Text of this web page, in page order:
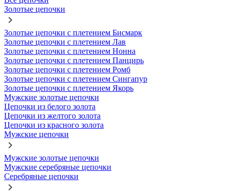
Золотые цепочки
Золотые цепочки с плетением Бисмарк
Золотые цепочки с плетением Лав
Золотые цепочки с плетением Нонна
Золотые цепочки с плетением Панцирь
Золотые цепочки с плетением Ромб
Золотые цепочки с плетением Сингапур
Золотые цепочки с плетением Якорь
Мужские золотые цепочки
Цепочки из белого золота
Цепочки из желтого золота
Цепочки из красного золота
Мужские цепочки
Мужские золотые цепочки
Мужские серебряные цепочки
Серебряные цепочки